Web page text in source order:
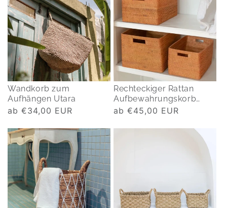
Wandkorb zum
Aufhängen Utara
Normaler
ab €34,00 EUR
Rechteckiger Rattan
Aufbewahrungskorb
Warsa
Normaler
ab €45,00 EUR